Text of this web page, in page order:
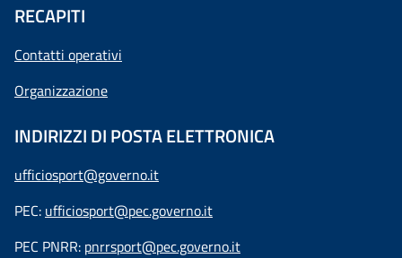
RECAPITI
Contatti operativi
Organizzazione
INDIRIZZI DI POSTA ELETTRONICA
ufficiosport@governo.it
PEC: ufficiosport@pec.governo.it
PEC PNRR: pnrrsport@pec.governo.it